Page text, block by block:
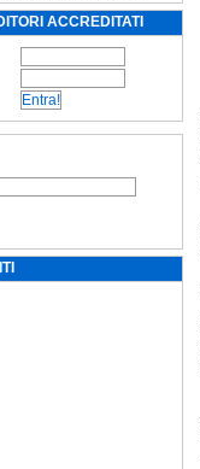
ACCREDITATI